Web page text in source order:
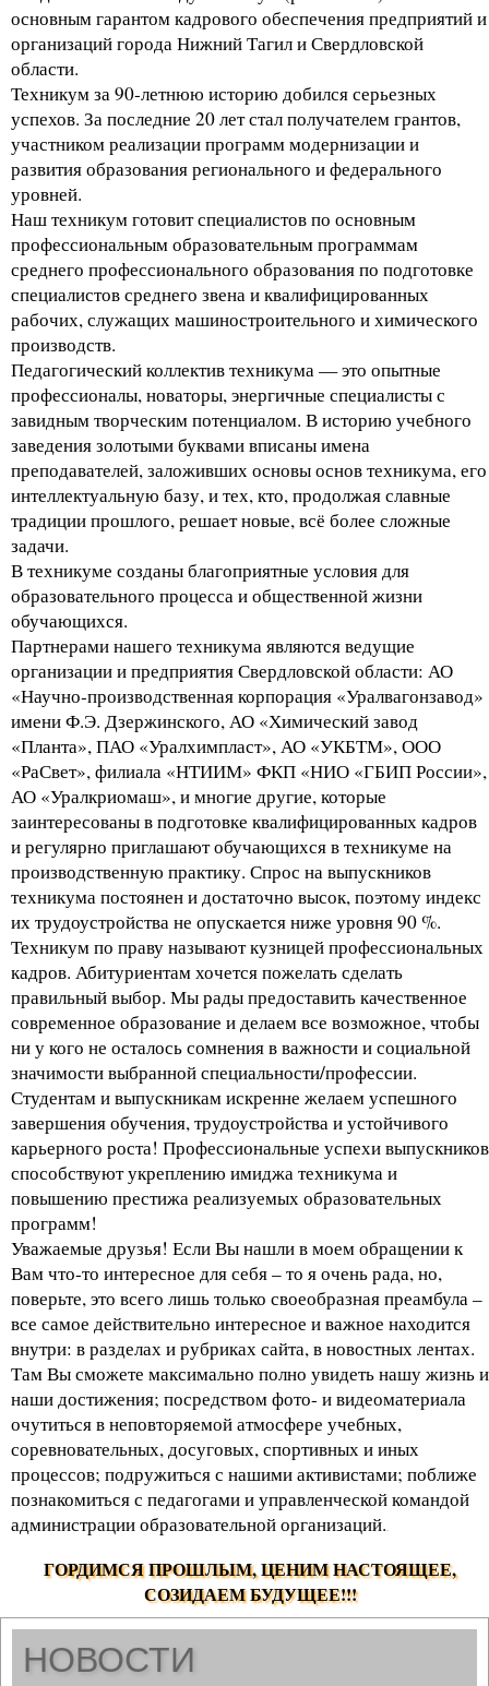
основным гарантом кадрового обеспечения предприятий и
организаций города Нижний Тагил и Свердловской
области.
Техникум за 90-летнюю историю добился серьезных
успехов. За последние 20 лет стал получателем грантов,
участником реализации программ модернизации и
развития образования регионального и федерального
уровней.
Наш техникум готовит специалистов по основным
профессиональным образовательным программам
среднего профессионального образования по подготовке
специалистов среднего звена и квалифицированных
рабочих, служащих машиностроительного и химического
производств.
Педагогический коллектив техникума — это опытные
профессионалы, новаторы, энергичные специалисты с
завидным творческим потенциалом. В историю учебного
заведения золотыми буквами вписаны имена
преподавателей, заложивших основы основ техникума, его
интеллектуальную базу, и тех, кто, продолжая славные
традиции прошлого, решает новые, всё более сложные
задачи.
В техникуме созданы благоприятные условия для
образовательного процесса и общественной жизни
обучающихся.
Партнерами нашего техникума являются ведущие
организации и предприятия Свердловской области: АО
«Научно-производственная корпорация «Уралвагонзавод»
имени Ф.Э. Дзержинского, АО «Химический завод
«Планта», ПАО «Уралхимпласт», АО «УКБТМ», ООО
«РаСвет», филиала «НТИИМ» ФКП «НИО «ГБИП России»,
АО «Уралкриомаш», и многие другие, которые
заинтересованы в подготовке квалифицированных кадров
и регулярно приглашают обучающихся в техникуме на
производственную практику. Спрос на выпускников
техникума постоянен и достаточно высок, поэтому индекс
их трудоустройства не опускается ниже уровня 90 %.
Техникум по праву называют кузницей профессиональных
кадров. Абитуриентам хочется пожелать сделать
правильный выбор. Мы рады предоставить качественное
современное образование и делаем все возможное, чтобы
ни у кого не осталось сомнения в важности и социальной
значимости выбранной специальности/профессии.
Студентам и выпускникам искренне желаем успешного
завершения обучения, трудоустройства и устойчивого
карьерного роста! Профессиональные успехи выпускников
способствуют укреплению имиджа техникума и
повышению престижа реализуемых образовательных
программ!
Уважаемые друзья! Если Вы нашли в моем обращении к
Вам что-то интересное для себя – то я очень рада, но,
поверьте, это всего лишь только своеобразная преамбула –
все самое действительно интересное и важное находится
внутри: в разделах и рубриках сайта, в новостных лентах.
Там Вы сможете максимально полно увидеть нашу жизнь и
наши достижения; посредством фото- и видеоматериала
очутиться в неповторяемой атмосфере учебных,
соревновательных, досуговых, спортивных и иных
процессов; подружиться с нашими активистами; поближе
познакомиться с педагогами и управленческой командой
администрации образовательной организаций.
ГОРДИМСЯ ПРОШЛЫМ, ЦЕНИМ НАСТОЯЩЕЕ,
СОЗИДАЕМ БУДУЩЕЕ!!!